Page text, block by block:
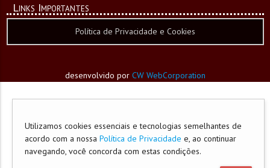
Links Importantes
Política de Privacidade e Cookies
desenvolvido por CW WebCorporation
Utilizamos cookies essenciais e tecnologias semelhantes de
acordo com a nossa Política de Privacidade e, ao continuar
navegando, você concorda com estas condições.